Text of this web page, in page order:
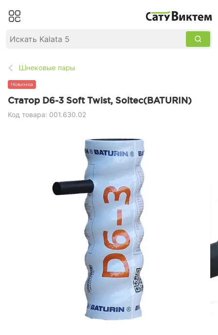
Шнековые пары
Новинка
Статор D6-3 Soft Twist, Soltec(BATURIN)
Код товара: 001.630.02